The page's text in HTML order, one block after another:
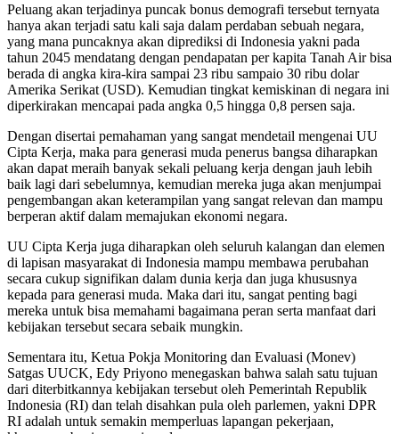
Peluang akan terjadinya puncak bonus demografi tersebut ternyata
hanya akan terjadi satu kali saja dalam perdaban sebuah negara,
yang mana puncaknya akan diprediksi di Indonesia yakni pada
tahun 2045 mendatang dengan pendapatan per kapita Tanah Air bisa
berada di angka kira-kira sampai 23 ribu sampaio 30 ribu dolar
Amerika Serikat (USD). Kemudian tingkat kemiskinan di negara ini
diperkirakan mencapai pada angka 0,5 hingga 0,8 persen saja.
Dengan disertai pemahaman yang sangat mendetail mengenai UU
Cipta Kerja, maka para generasi muda penerus bangsa diharapkan
akan dapat meraih banyak sekali peluang kerja dengan jauh lebih
baik lagi dari sebelumnya, kemudian mereka juga akan menjumpai
pengembangan akan keterampilan yang sangat relevan dan mampu
berperan aktif dalam memajukan ekonomi negara.
UU Cipta Kerja juga diharapkan oleh seluruh kalangan dan elemen
di lapisan masyarakat di Indonesia mampu membawa perubahan
secara cukup signifikan dalam dunia kerja dan juga khususnya
kepada para generasi muda. Maka dari itu, sangat penting bagi
mereka untuk bisa memahami bagaimana peran serta manfaat dari
kebijakan tersebut secara sebaik mungkin.
Sementara itu, Ketua Pokja Monitoring dan Evaluasi (Monev)
Satgas UUCK, Edy Priyono menegaskan bahwa salah satu tujuan
dari diterbitkannya kebijakan tersebut oleh Pemerintah Republik
Indonesia (RI) dan telah disahkan pula oleh parlemen, yakni DPR
RI adalah untuk semakin memperluas lapangan pekerjaan,